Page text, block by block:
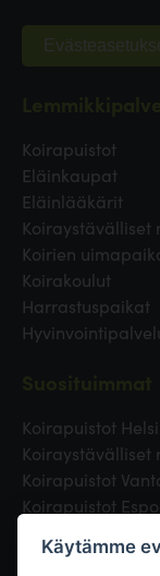
Koirapuistot
Eläinkaupat
Eläinlääkärit
Koiraystävälliset
Koirien
Koirakoulut
Harrastuspaikat
Koirapuistot
Koiraystävälliset
Koirapuistot
Koirapuistot
Eläinlääkäri
Käytämme